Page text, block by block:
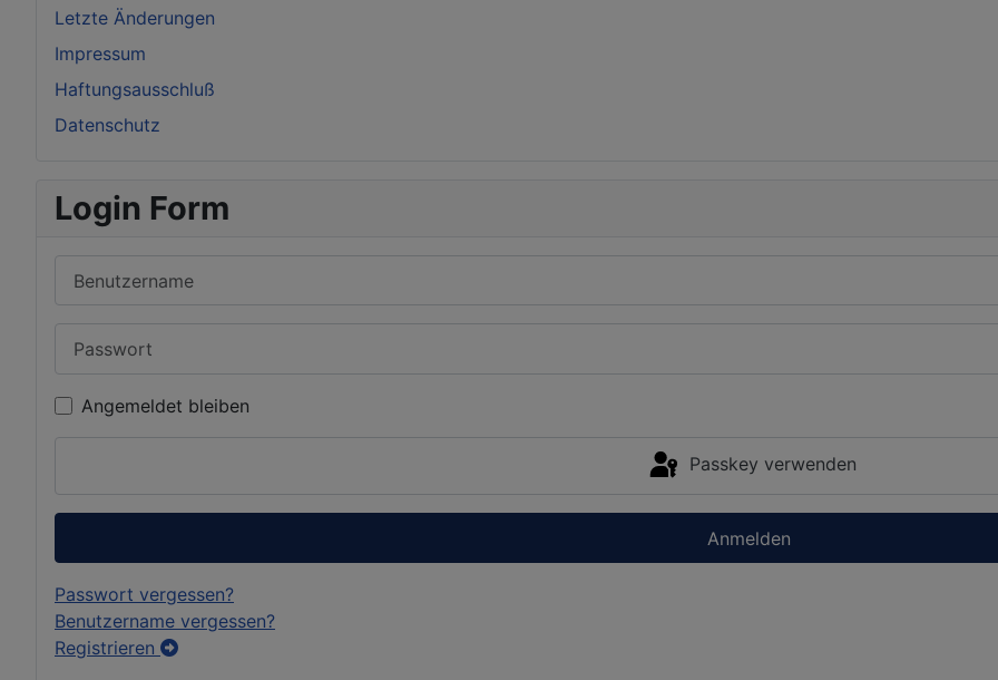
Letzte Änderungen
Impressum
Haftungsausschluß
Datenschutz
Login Form
Angemeldet bleiben
Passkey verwenden
Anmelden
Passwort vergessen?
Benutzername vergessen?
Registrieren